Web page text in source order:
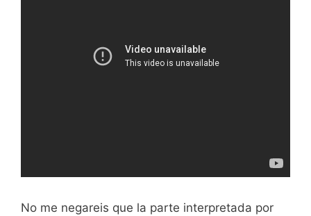
No me negareis que la parte interpretada por